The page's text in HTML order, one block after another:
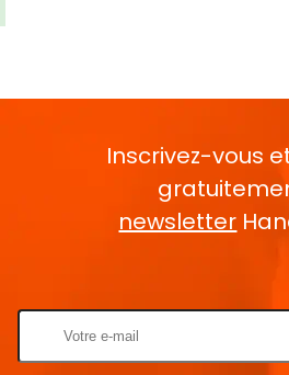
Inscrivez-vous
newsletter